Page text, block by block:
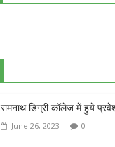
रामनाथ डिग्री कॉलेज में हुये
June 26, 2023 0